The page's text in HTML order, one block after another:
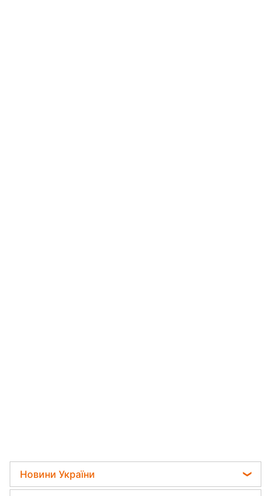
Новини України